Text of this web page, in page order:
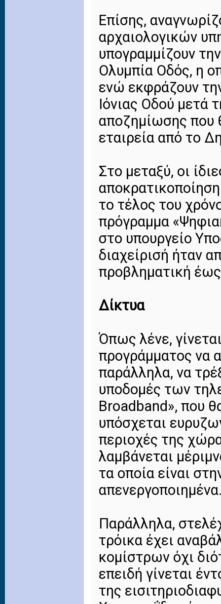
Επίσης,
αρχαιολογικών
υπογραμμίζουν
Ολυμπία Οδός, η
ενώ εκφράζουν
Ιόνιας Οδού μετά
αποζημίωσης που
εταιρεία από το
Στο μεταξύ, οι
το τέλος του
πρόγραμμα
στο υπουργείο
διαχείρισή ήταν
προβληματική
Δίκτυα
Όπως λένε,
προγράμματος να
παράλληλα, να
υποδομές των
Broadband», που
υπόσχεται
περιοχές της
λαμβάνεται
τα οποία είναι
Παράλληλα,
τρόικα έχει
κομίστρων όχι
επειδή γίνεται
της